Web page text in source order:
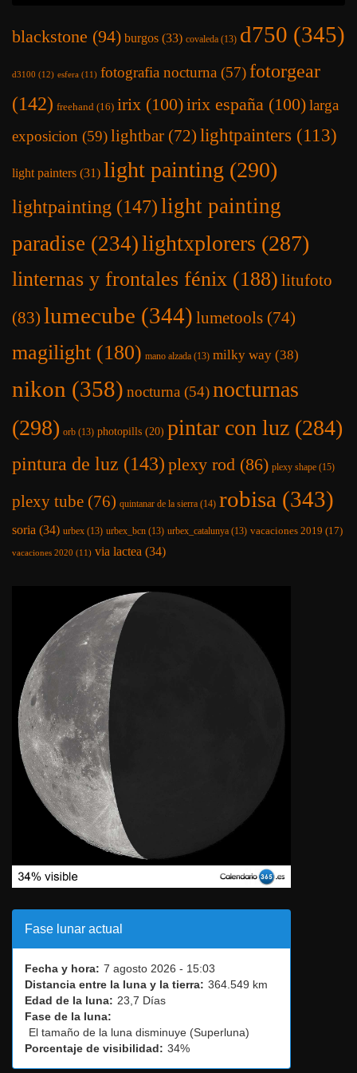
blackstone (94) burgos (33) covaleda (13) d750 (345)
d3100 (12) esfera (11) fotografia nocturna (57)fotorgear
(142) freehand (16) irix (100)irix españa (100)larga
exposicion (59)lightbar (72) lightpainters (113)
light painters (31) light painting (290)
lightpainting (147)light painting
paradise (234)lightxplorers (287)
linternas y frontales fénix (188) litufoto
(83) lumecube (344) lumetools (74)
magilight (180) mano alzada (13) milky way (38)
nikon (358) nocturna (54)nocturnas
(298) orb (13) photopills (20) pintar con luz (284)
pintura de luz (143) plexy rod (86) plexy shape (15)
plexy tube (76) quintanar de la sierra (14) robisa (343)
soria (34) urbex (13) urbex_bcn (13) urbex_catalunya (13) vacaciones 2019 (17)
vacaciones 2020 (11) via lactea (34)
Fase lunar actual
Fecha y hora: 7 agosto 2026 - 15:03
Distancia entre la luna y la tierra: 364.549 km
Edad de la luna: 23,7 Días
Fase de la luna:
El tamaño de la luna disminuye (Superluna)
Porcentaje de visibilidad: 34%